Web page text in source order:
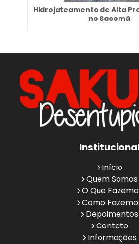
Hidrojateamento de Alta
no Sacomã
Institucional
Início
Quem Somos
O Que
Como
Depoimentos
Contato
Informações